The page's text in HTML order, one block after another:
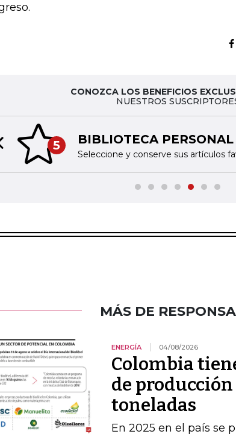
CONOZCA LOS BENEFICIOS
NUESTROS
5 BIBLIOTECA PERSONAL
Seleccione y conserve sus artículos
slide
MÁS DE
ENERGÍA 04/08/2026
Colombia
de producción
toneladas
En 2025 en el país se